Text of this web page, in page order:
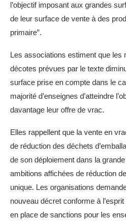
l’objectif imposant aux grandes
de leur surface de vente à des
primaire”.
Les associations estiment que les
décotes prévues par le texte
surface prise en compte dans le
majorité d’enseignes d’atteindre
davantage leur offre de vrac.
Elles rappellent que la vente en
de réduction des déchets
de son déploiement dans la
ambitions affichées de réduction
unique. Les organisations
nouveau décret conforme à
en place de sanctions pour les